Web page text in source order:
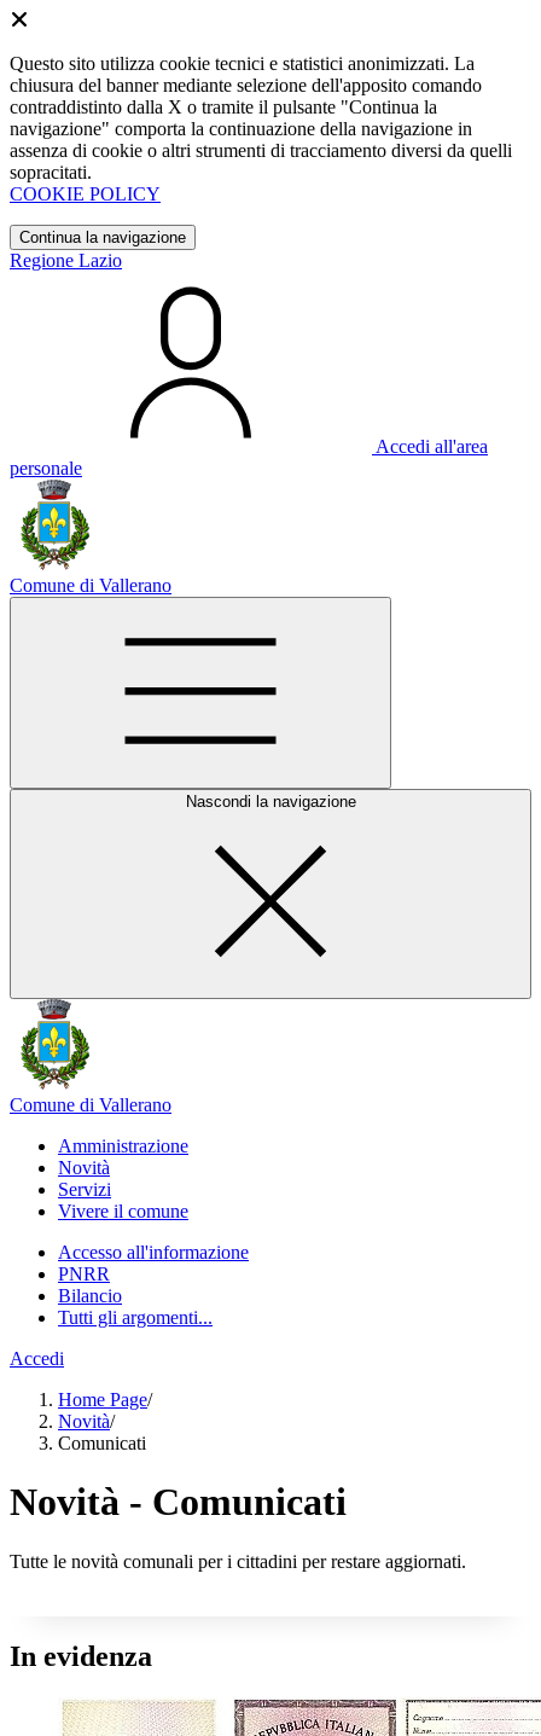
Questo sito utilizza cookie tecnici e statistici anonimizzati. La
chiusura del banner mediante selezione dell'apposito comando
contraddistinto dalla X o tramite il pulsante "Continua la
navigazione" comporta la continuazione della navigazione in
assenza di cookie o altri strumenti di tracciamento diversi da quelli
sopracitati.
COOKIE POLICY
Continua la navigazione
Regione Lazio
Accedi all'area
personale
Comune di Vallerano
Nascondi la navigazione
Comune di Vallerano
Amministrazione
Novità
Servizi
Vivere il comune
Accesso all'informazione
PNRR
Bilancio
Tutti gli argomenti...
Accedi
Home Page/
Novità/
Comunicati
Novità - Comunicati
Tutte le novità comunali per i cittadini per restare aggiornati.
In evidenza